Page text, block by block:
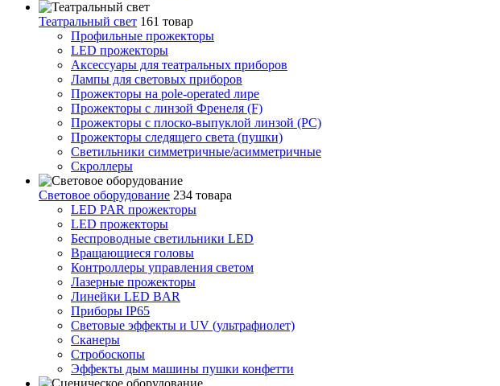
Театральный свет 161 товар
Профильные прожекторы
LED прожекторы
Аксессуары для театральных приборов
Лампы для световых приборов
Прожекторы на pole-operated лире
Прожекторы с линзой Френеля (F)
Прожекторы с плоско-выпуклой линзой (PC)
Прожекторы следящего света (пушки)
Светильники симметричные/асимметричные
Скроллеры
Световое оборудование 234 товара
LED PAR прожекторы
LED прожекторы
Беспроводные светильники LED
Вращающиеся головы
Контроллеры управления светом
Лазерные прожекторы
Линейки LED BAR
Приборы IP65
Световые эффекты и UV (ультрафиолет)
Сканеры
Стробоскопы
Эффекты дым машины пушки конфетти